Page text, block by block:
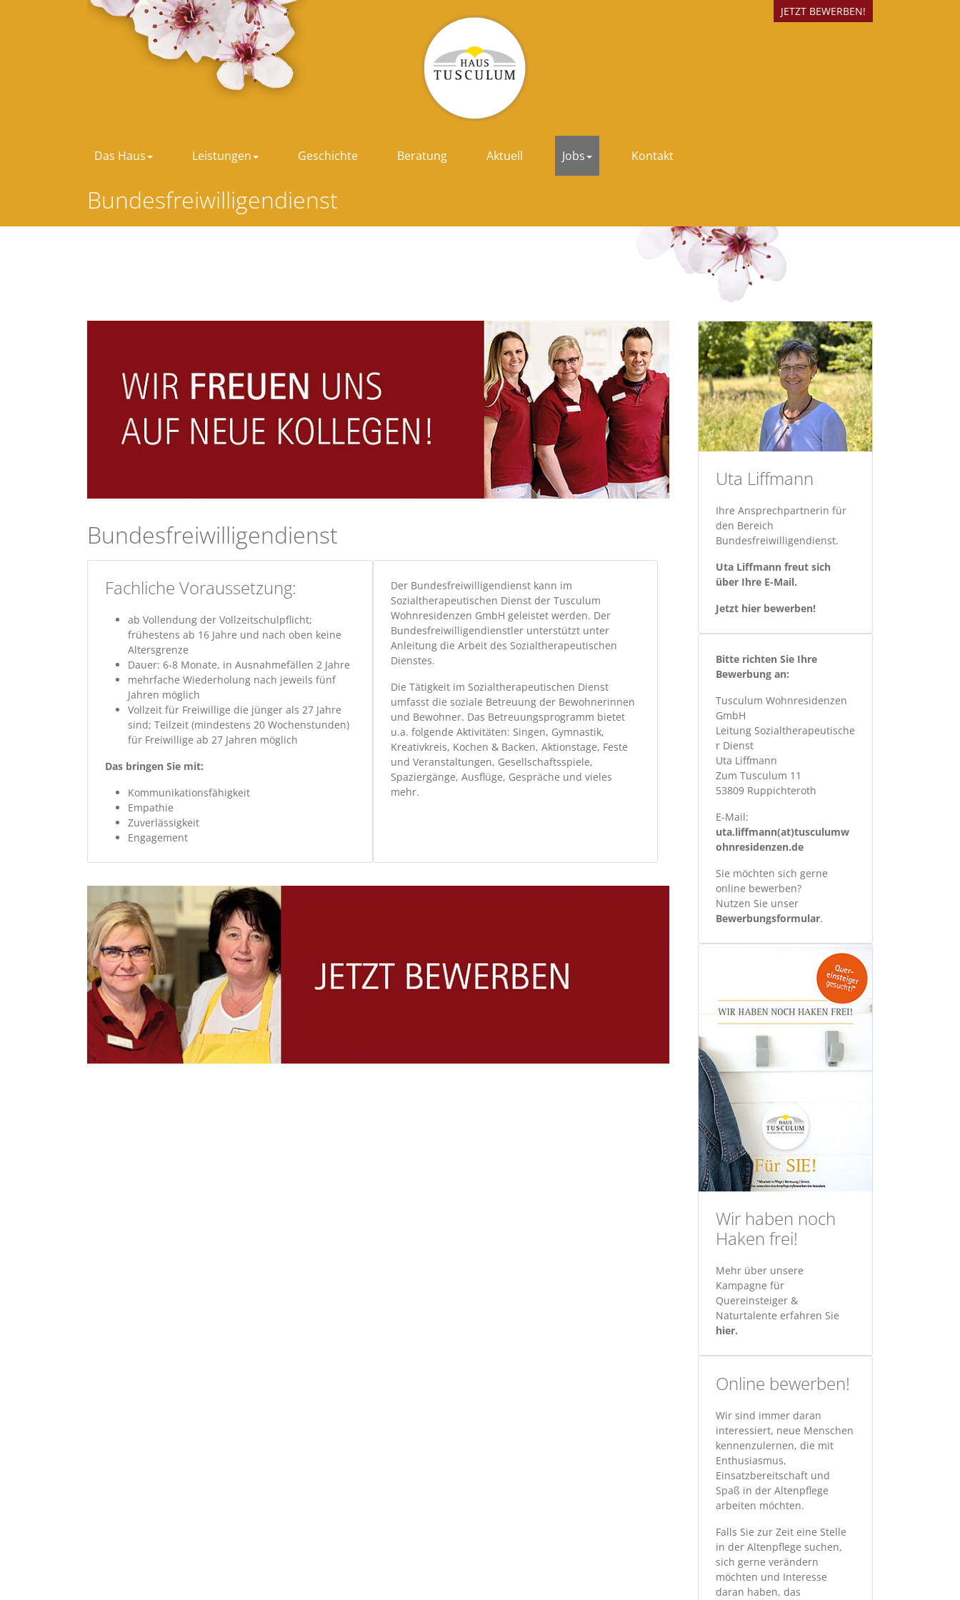
Zum Hauptinhalt springen JETZT BEWERBEN!
Das Haus Leistungen Geschichte Beratung Aktuell Jobs Kontakt
Bundesfreiwilligendienst
Bundesfreiwilligendienst
Fachliche Voraussetzung:
ab Vollendung der Vollzeitschulpflicht;
frühestens ab 16 Jahre und nach oben keine
Altersgrenze
Dauer: 6-8 Monate, in Ausnahmefällen 2 Jahre
mehrfache Wiederholung nach jeweils fünf
Jahren möglich
Vollzeit für Freiwillige die jünger als 27 Jahre
sind; Teilzeit (mindestens 20 Wochenstunden)
für Freiwillige ab 27 Jahren möglich
Das bringen Sie mit:
Kommunikationsfähigkeit
Empathie
Zuverlässigkeit
Engagement
Der Bundesfreiwilligendienst kann im
Sozialtherapeutischen Dienst der Tusculum
Wohnresidenzen GmbH geleistet werden. Der
Bundesfreiwilligendienstler unterstützt unter
Anleitung die Arbeit des Sozialtherapeutischen
Dienstes.
Die Tätigkeit im Sozialtherapeutischen Dienst
umfasst die soziale Betreuung der Bewohnerinnen
und Bewohner. Das Betreuungsprogramm bietet
u.a. folgende Aktivitäten: Singen, Gymnastik,
Kreativkreis, Kochen & Backen, Aktionstage, Feste
und Veranstaltungen, Gesellschaftsspiele,
Spaziergänge, Ausflüge, Gespräche und vieles
mehr.
Uta Liffmann
Ihre Ansprechpartnerin für
den Bereich
Bundesfreiwilligendienst.
Uta Liffmann freut sich
über Ihre E-Mail.
Jetzt hier bewerben!
Bitte richten Sie Ihre
Bewerbung an:
Tusculum Wohnresidenzen
GmbH
Leitung Sozialtherapeutische
r Dienst
Uta Liffmann
Zum Tusculum 11
53809 Ruppichteroth
E-Mail:
uta.liffmann(at)tusculumw
ohnresidenzen.de
Sie möchten sich gerne
online bewerben?
Nutzen Sie unser
Bewerbungsformular.
Wir haben noch
Haken frei!
Mehr über unsere
Kampagne für
Quereinsteiger &
Naturtalente erfahren Sie
hier.
Online bewerben!
Wir sind immer daran
interessiert, neue Menschen
kennenzulernen, die mit
Enthusiasmus,
Einsatzbereitschaft und
Spaß in der Altenpflege
arbeiten möchten.
Falls Sie zur Zeit eine Stelle
in der Altenpflege suchen,
sich gerne verändern
möchten und Interesse
daran haben, das